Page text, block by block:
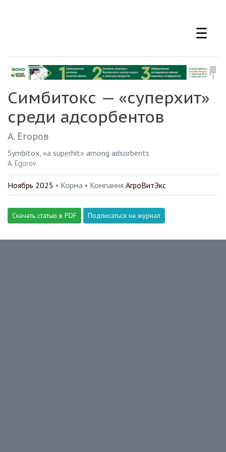
☰
Симбитокс — «суперхит»
среди адсорбентов
А. Егоров
Symbitox, «a superhit» among adsorbents
A. Egorov
Ноябрь 2025 • Корма • Компания АгроВитЭкс
Скачать статью в PDF Подписаться на журнал